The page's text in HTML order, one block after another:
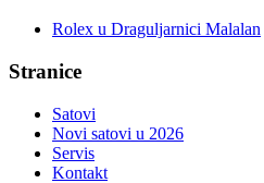
Rolex u Draguljarnici Malalan
Stranice
Satovi
Novi satovi u 2026
Servis
Kontakt